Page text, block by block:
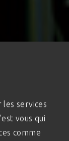
les services
vous qui
comme